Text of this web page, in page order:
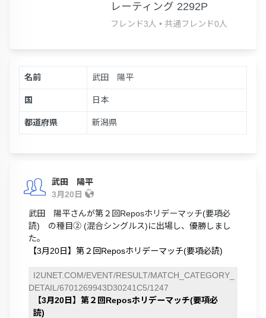
レーティング 2292P
フレンド3人 • 共通フレンド0人
名前 武田 陽平
国 日本
都道府県 新潟県
武田 陽平
3月20日
武田 陽平さんが第２回Reposホリデーマッチ(要項必
読) の種目② (混合シングルス)に出場し、優勝しまし
た。
【3月20日】第２回Reposホリデーマッチ(要項必読)
I2UNET.COM/EVENT/RESULT/MATCH_CATEGORY_
DETAIL/6701269943D30241C5/1247
【3月20日】第２回Reposホリデーマッチ(要項必
読)